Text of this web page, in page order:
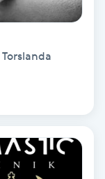
Torslanda